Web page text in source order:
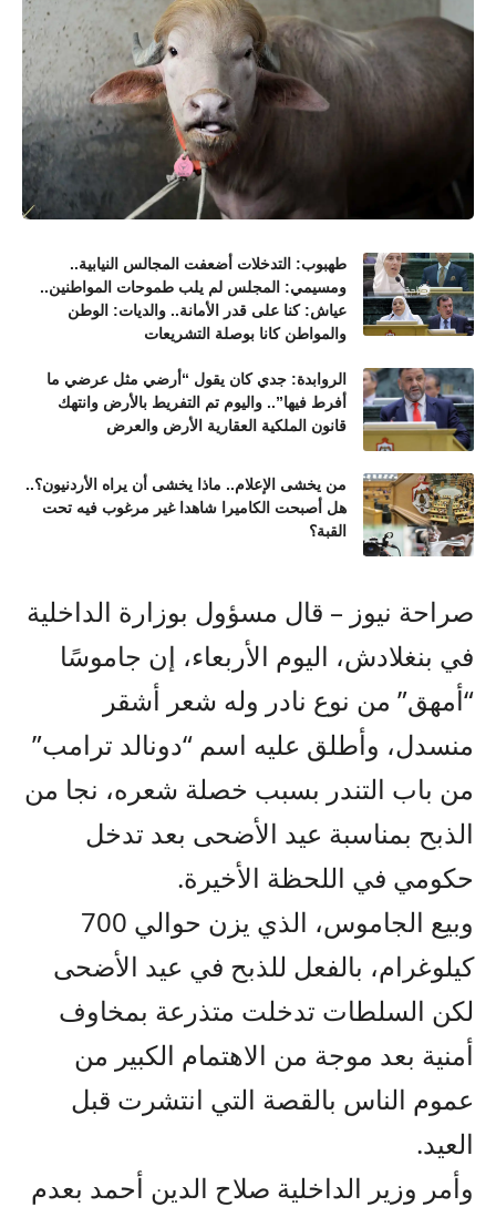
طهبوب: التدخلات أضعفت المجالس النيابية..
ومسيمي: المجلس لم يلب طموحات المواطنين..
عياش: كنا على قدر الأمانة.. والديات: الوطن
والمواطن كانا بوصلة التشريعات
الروابدة: جدي كان يقول “أرضي مثل عرضي ما
أفرط فيها”.. واليوم تم التفريط بالأرض وانتهك
قانون الملكية العقارية الأرض والعرض
من يخشى الإعلام.. ماذا يخشى أن يراه الأردنيون؟..
هل أصبحت الكاميرا شاهدا غير مرغوب فيه تحت
القبة؟
صراحة نيوز – قال مسؤول بوزارة الداخلية
في بنغلادش، اليوم الأربعاء، إن جاموسًا
“أمهق” من نوع نادر وله شعر أشقر
منسدل، وأطلق عليه اسم “دونالد ترامب”
من باب التندر بسبب خصلة شعره، نجا من
الذبح بمناسبة عيد الأضحى بعد تدخل
حكومي في اللحظة الأخيرة.
وبيع الجاموس، الذي يزن حوالي 700
كيلوغرام، بالفعل للذبح في عيد الأضحى
لكن السلطات تدخلت متذرعة بمخاوف
أمنية بعد موجة من الاهتمام الكبير من
عموم الناس بالقصة التي انتشرت قبل
العيد.
وأمر وزير الداخلية صلاح الدين أحمد بعدم